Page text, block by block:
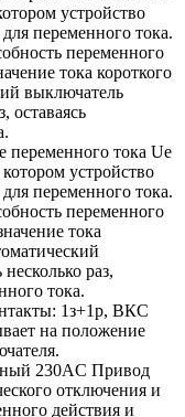
устройство
переменного тока.
переменного
тока короткого
выключатель
оставаясь
переменного тока Ue
устройство
переменного тока.
переменного
тока
раз,
тока.
1з+1р, ВКС
на положение
230AC Привод
отключения и
действия и